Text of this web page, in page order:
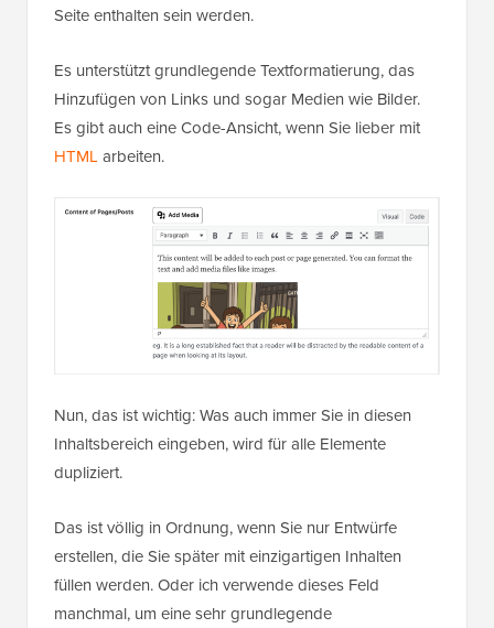
Seite enthalten sein werden.
Es unterstützt grundlegende Textformatierung, das
Hinzufügen von Links und sogar Medien wie Bilder.
Es gibt auch eine Code-Ansicht, wenn Sie lieber mit
HTML arbeiten.
Nun, das ist wichtig: Was auch immer Sie in diesen
Inhaltsbereich eingeben, wird für alle Elemente
dupliziert.
Das ist völlig in Ordnung, wenn Sie nur Entwürfe
erstellen, die Sie später mit einzigartigen Inhalten
füllen werden. Oder ich verwende dieses Feld
manchmal, um eine sehr grundlegende